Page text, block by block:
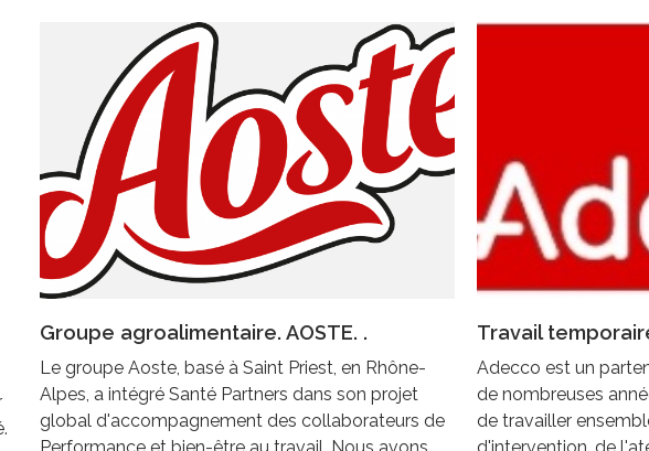
Groupe agroalimentaire. AOSTE. .
Le groupe Aoste, basé à Saint Priest, en Rhône-
Alpes, a intégré Santé Partners dans son projet
global d'accompagnement des collaborateurs de
Performance et bien-être au travail. Nous avons
Travail
Adecco est un
de nombreuses
de travailler
d'intervention, de